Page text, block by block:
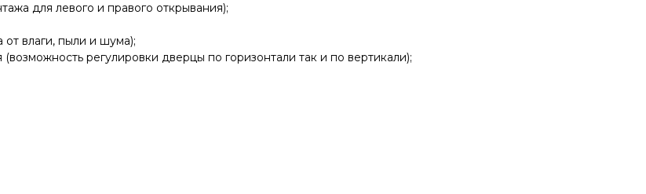
для левого и правого открывания);
влаги, пыли и шума);
регулировки дверцы по горизонтали так и по вертикали);